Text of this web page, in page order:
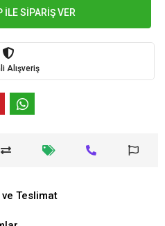
İLE SİPARİŞ VER
Alışveriş
Teslimat